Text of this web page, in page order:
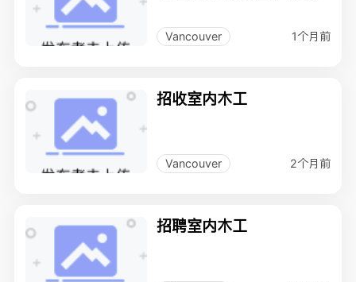
Vancouver 1个月前
招收室内木工
Vancouver 2个月前
招聘室内木工